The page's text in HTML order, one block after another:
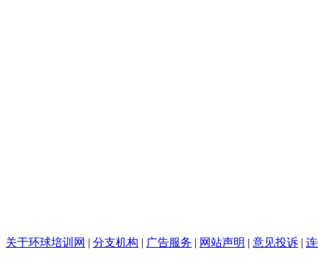
关于环球培训网 | 分支机构 | 广告服务 | 网站声明 | 意见投诉 |